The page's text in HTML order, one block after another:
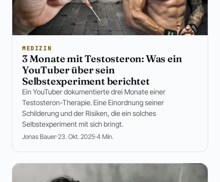
MEDIZIN
3 Monate mit Testosteron: Was ein
YouTuber über sein
Selbstexperiment berichtet
Ein YouTuber dokumentierte drei Monate einer
Testosteron-Therapie. Eine Einordnung seiner
Schilderung und der Risiken, die ein solches
Selbstexperiment mit sich bringt.
Jonas Bauer 23. Okt. 2025 4 Min.